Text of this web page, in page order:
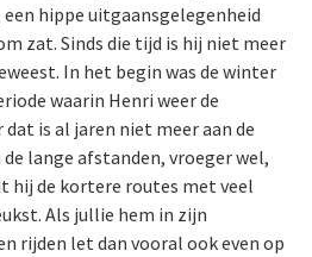
hippe uitgaansgelegenheid
zat. Sinds die tijd is hij niet meer
In het begin was de winter
waarin Henri weer de
is al jaren niet meer aan de
lange afstanden, vroeger wel,
hij de kortere routes met veel
Als jullie hem in zijn
rijden let dan vooral ook even op